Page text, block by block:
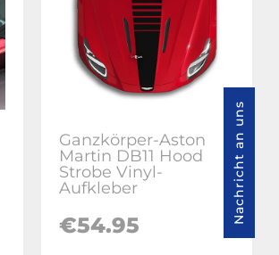
Ganzkörper-Aston
Martin DB11 Hood
Strobe Vinyl-
Aufkleber
€54.95
Nachricht an uns